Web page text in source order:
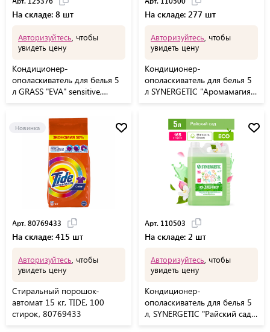
На складе: 8 шт
Авторизуйтесь , чтобы
увидеть цену
Кондиционер-
ополаскиватель для белья 5
л GRASS "EVA" sensitive,
На складе: 277 шт
Авторизуйтесь , чтобы
увидеть цену
Кондиционер-
ополаскиватель для белья 5
л SYNERGETIC "Аромамагия",
Новинка
Арт. 80769433
На складе: 415 шт
Авторизуйтесь , чтобы
увидеть цену
Стиральный порошок-
автомат 15 кг, TIDE, 100
стирок, 80769433
Арт. 110503
На складе: 2 шт
Авторизуйтесь , чтобы
увидеть цену
Кондиционер-
ополаскиватель для белья 5
л, SYNERGETIC "Райский сад",